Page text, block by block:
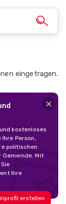
eingetragen.
kostenloses
Person,
politischen
Gemeinde. Mit
Ihre
erstellen